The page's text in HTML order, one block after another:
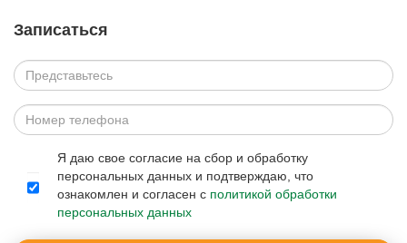
Записаться
Я даю свое согласие на сбор и обработку
персональных данных и подтверждаю, что
ознакомлен и согласен с политикой обработки
персональных данных